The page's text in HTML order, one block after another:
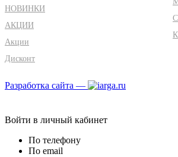
НОВИНКИ
АКЦИИ
Акции
Дисконт
Разработка сайта —
Войти в личный кабинет
По телефону
По email